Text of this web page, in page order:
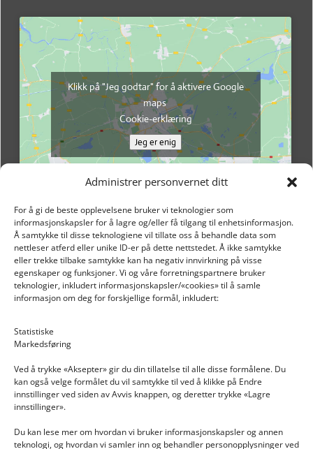
Administrer personvernet ditt
For å gi de beste opplevelsene bruker vi teknologier som
informasjonskapsler for å lagre og/eller få tilgang til enhetsinformasjon.
Å samtykke til disse teknologiene vil tillate oss å behandle data som
nettleser atferd eller unike ID-er på dette nettstedet. Å ikke samtykke
eller trekke tilbake samtykke kan ha negativ innvirkning på visse
egenskaper og funksjoner. Vi og våre forretningspartnere bruker
teknologier, inkludert informasjonskapsler/«cookies» til å samle
informasjon om deg for forskjellige formål, inkludert:
Statistiske
Markedsføring
Ved å trykke «Aksepter» gir du din tillatelse til alle disse formålene. Du
kan også velge formålet du vil samtykke til ved å klikke på Endre
innstillinger ved siden av Avvis knappen, og deretter trykke «Lagre
innstillinger».
Du kan lese mer om hvordan vi bruker informasjonskapsler og annen
teknologi, og hvordan vi samler inn og behandler personopplysninger ved
Klikk på "Jeg godtar" for å aktivere Google
maps
Cookie-erklæring
Jeg er enig
INFORMASJON